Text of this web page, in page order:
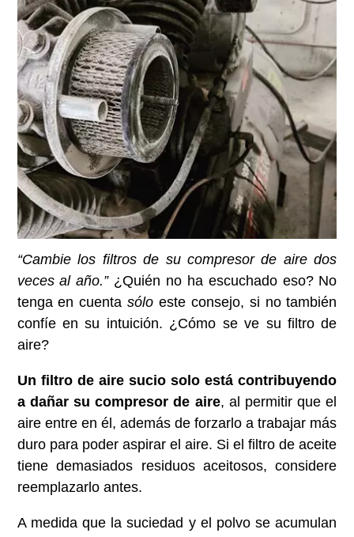
“Cambie los filtros de su compresor de aire dos
veces al año.” ¿Quién no ha escuchado eso? No
tenga en cuentasólo este consejo, si no también
confíe en su intuición. ¿Cómo se ve su filtro de
aire?
Un filtro de aire sucio solo está contribuyendo
a dañar su compresor de aire, al permitir que el
aire entre en él, además de forzarlo a trabajar más
duro para poder aspirar el aire. Si el filtro de aceite
tiene demasiados residuos aceitosos, considere
reemplazarlo antes.
A medida que la suciedad y el polvo se acumulan